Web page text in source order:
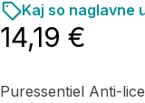
Puressentiel Anti-
14,19 €
Kaj so naglavne